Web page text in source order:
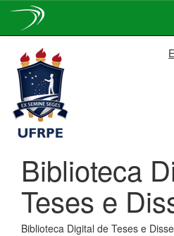
navigation
Biblioteca
Teses e
Biblioteca Digital de Teses e